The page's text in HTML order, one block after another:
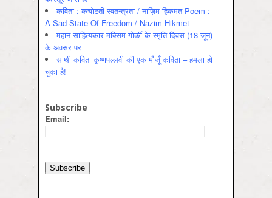
कविता : कचोटती स्वतन्त्रता / नाज़िम हिकमत Poem :
A Sad State Of Freedom / Nazim Hikmet
महान साहित्यकार मक्सिम गोर्की के स्मृति दिवस (18 जून)
के अवसर पर
साथी कविता कृष्णपल्लवी की एक मौजूँ कविता – हमला हो
चुका है!
Subscribe
Email: